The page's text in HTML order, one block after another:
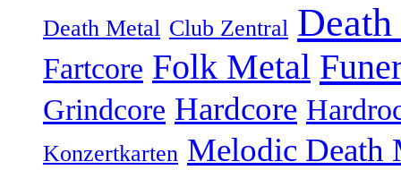
Death Metal Club Zentral
Fartcore Folk Metal
Grindcore Hardcore
Konzertkarten Melodic Death